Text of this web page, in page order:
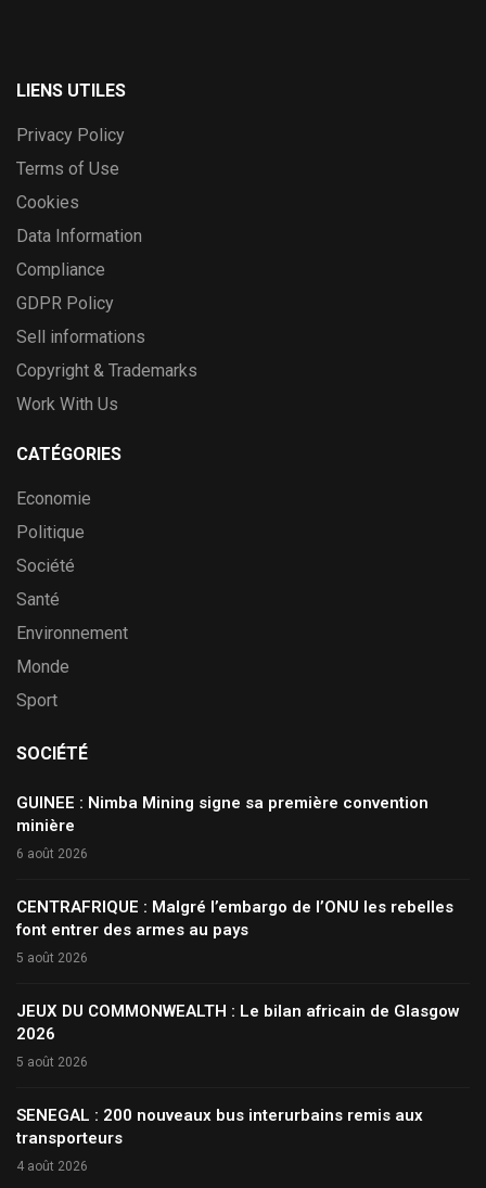
LIENS UTILES
Privacy Policy
Terms of Use
Cookies
Data Information
Compliance
GDPR Policy
Sell informations
Copyright & Trademarks
Work With Us
CATÉGORIES
Economie
Politique
Société
Santé
Environnement
Monde
Sport
SOCIÉTÉ
GUINEE : Nimba Mining signe sa première convention
minière
6 août 2026
CENTRAFRIQUE : Malgré l’embargo de l’ONU les rebelles
font entrer des armes au pays
5 août 2026
JEUX DU COMMONWEALTH : Le bilan africain de Glasgow
2026
5 août 2026
SENEGAL : 200 nouveaux bus interurbains remis aux
transporteurs
4 août 2026